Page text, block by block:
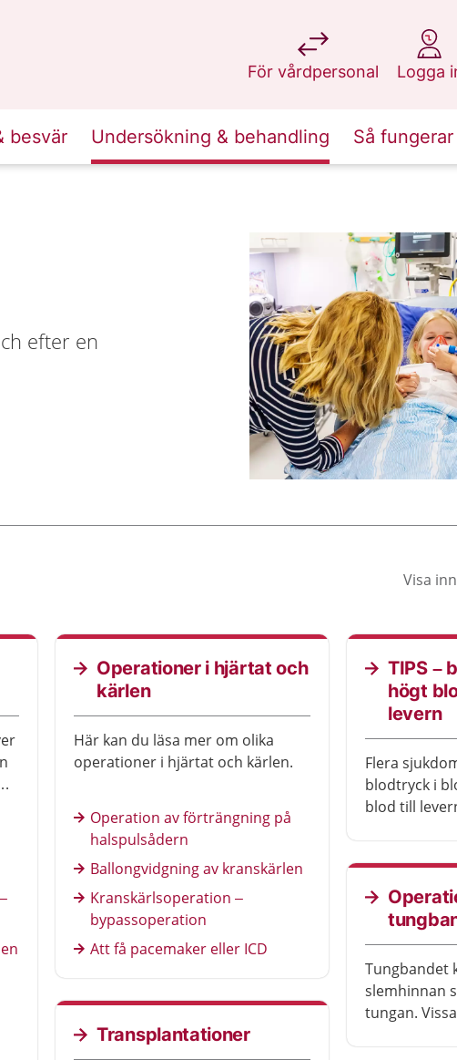
För vårdpersonal
på 1177.se
Logga
på
besvär Undersökning & behandling Så
efter en
Visa
Operationer i hjärtat och
kärlen
Här kan du läsa mer om olika
operationer i hjärtat och kärlen.
Operation av förträngning på
halspulsådern
Ballongvidgning av kranskärlen
Kranskärlsoperation –
bypassoperation
Att få pacemaker eller ICD
Transplantationer
TIPS –
högt
levern
Flera
blodtryck i
blod till
behandling
levern. Då
Tungbandet
slemhinnan
tungan.